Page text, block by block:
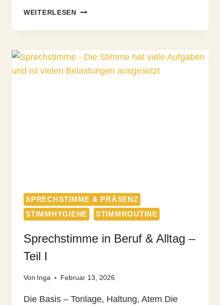
WEITERLESEN10
DIE
SPRECHSTIMME
SCHADEN
SPRECHSTIMME & PRÄSENZ
STIMMHYGIENE
STIMMROUTINE
Sprechstimme in Beruf & Alltag –
Teil I
Von Inga Februar 13, 2026
Die Basis – Tonlage, Haltung, Atem Die